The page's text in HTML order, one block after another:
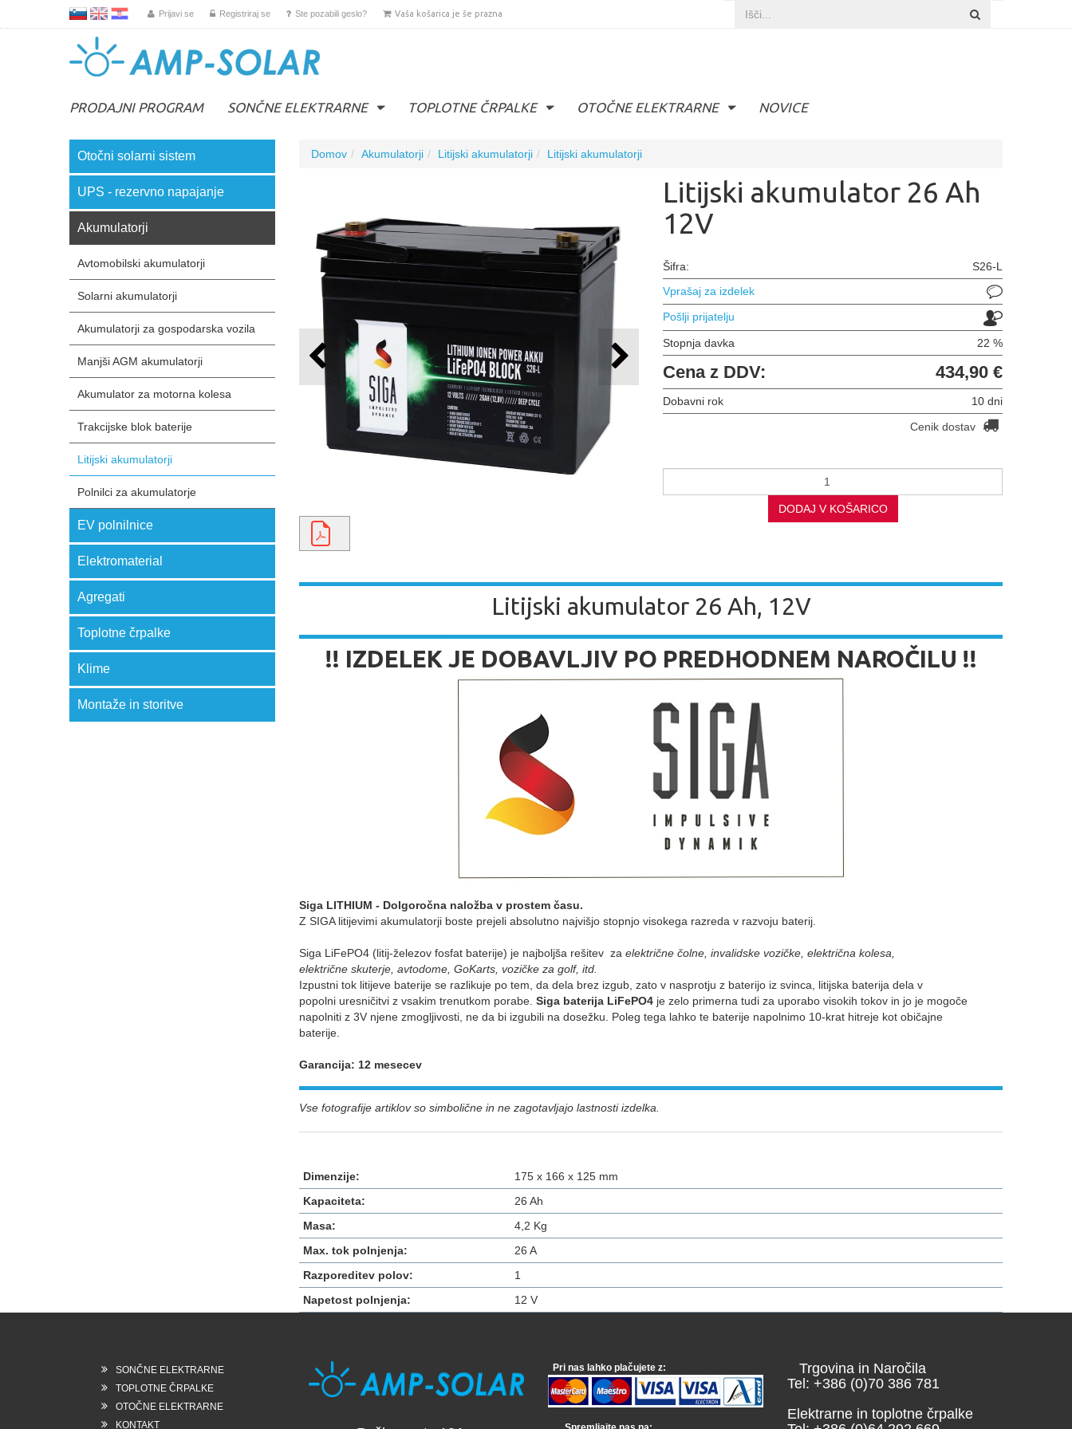
Prijavi se Registriraj se Ste pozabili geslo? Vaša košarica je še prazna
PRODAJNI PROGRAM SONČNE ELEKTRARNE TOPLOTNE ČRPALKE OTOČNE ELEKTRARNE NOVICE
Otočni solarni sistem
UPS - rezervno napajanje
Akumulatorji
Avtomobilski akumulatorji
Solarni akumulatorji
Akumulatorji za gospodarska vozila
Manjši AGM akumulatorji
Akumulator za motorna kolesa
Trakcijske blok baterije
Litijski akumulatorji
Polnilci za akumulatorje
EV polnilnice
Elektromaterial
Agregati
Toplotne črpalke
Klime
Montaže in storitve
Domov Akumulatorji Litijski akumulatorji Litijski akumulatorji
Litijski akumulator 26 Ah
12V
Šifra:
S26-L
Vprašaj za izdelek
Pošlji prijatelju
Stopnja davka 22 %
Cena z DDV: 434,90 €
Dobavni rok
10 dni
Cenik dostav
DODAJ V KOŠARICO
Litijski akumulator 26 Ah, 12V
!! IZDELEK JE DOBAVLJIV PO PREDHODNEM NAROČILU !!
Siga LITHIUM - Dolgoročna naložba v prostem času.
Z SIGA litijevimi akumulatorji boste prejeli absolutno najvišjo stopnjo visokega razreda v razvoju baterij.
Siga LiFePO4 (litij-železov fosfat baterije) je najboljša rešitev za električne čolne, invalidske vozičke, električna kolesa,
električne skuterje, avtodome, GoKarts, vozičke za golf, itd.
Izpustni tok litijeve baterije se razlikuje po tem, da dela brez izgub, zato v nasprotju z baterijo iz svinca, litijska baterija dela v
popolni uresničitvi z vsakim trenutkom porabe. Siga baterija LiFePO4 je zelo primerna tudi za uporabo visokih tokov in jo je mogoče
napolniti z 3V njene zmogljivosti, ne da bi izgubili na dosežku. Poleg tega lahko te baterije napolnimo 10-krat hitreje kot običajne
baterije.
Garancija: 12 mesecev
Vse fotografije artiklov so simbolične in ne zagotavljajo lastnosti izdelka.
Dimenzije:
175 x 166 x 125 mm
Kapaciteta:
26 Ah
Masa:
4,2 Kg
Max. tok polnjenja:
26 A
Razporeditev polov:
1
Napetost polnjenja:
12 V
SONČNE ELEKTRARNE
TOPLOTNE ČRPALKE
OTOČNE ELEKTRARNE
KONTAKT
Pri nas lahko plačujete z:
Trgovina in Naročila
Tel: +386 (0)70 386 781
Elektrarne in toplotne črpalke